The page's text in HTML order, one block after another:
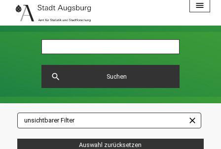
menu
Suchen
search
unsichtbarer Filter close
Auswahl zurücksetzen